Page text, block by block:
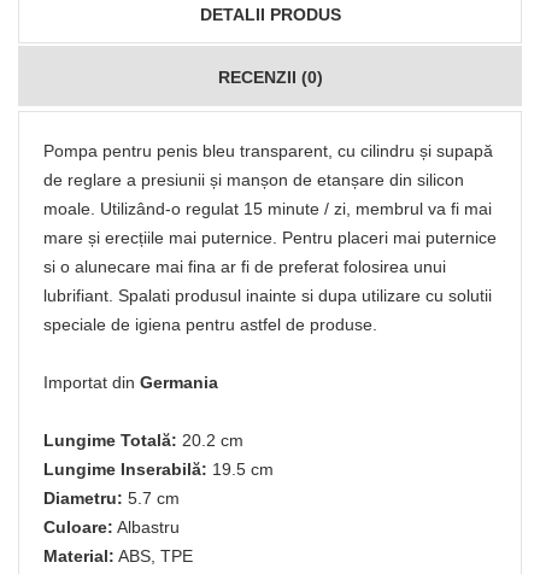
DETALII PRODUS
RECENZII (0)
Pompa pentru penis bleu transparent, cu cilindru și supapă
de reglare a presiunii și manșon de etanșare din silicon
moale. Utilizând-o regulat 15 minute / zi, membrul va fi mai
mare și erecțiile mai puternice. Pentru placeri mai puternice
si o alunecare mai fina ar fi de preferat folosirea unui
lubrifiant. Spalati produsul inainte si dupa utilizare cu solutii
speciale de igiena pentru astfel de produse.
Importat din Germania
Lungime Totală: 20.2 cm
Lungime Inserabilă: 19.5 cm
Diametru: 5.7 cm
Culoare: Albastru
Material: ABS, TPE